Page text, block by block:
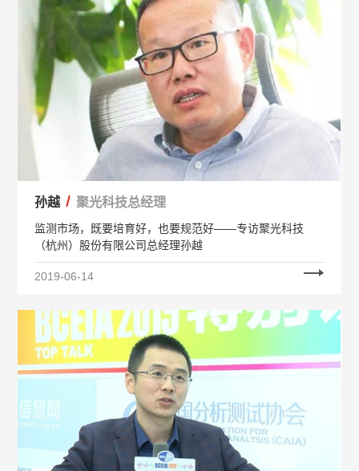
孙越 聚光科技总经理
监测市场，既要培育好，也要规范好——专访聚光科技
（杭州）股份有限公司总经理孙越
2019-06-14